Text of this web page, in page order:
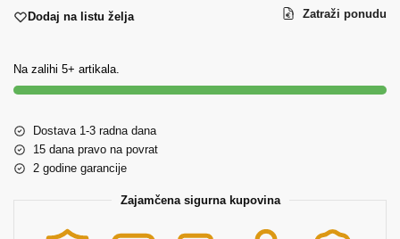
Zatraži ponudu
Dodaj na listu želja
Na zalihi 5+ artikala.
Dostava 1-3 radna dana
15 dana pravo na povrat
2 godine garancije
Zajamčena sigurna kupovina